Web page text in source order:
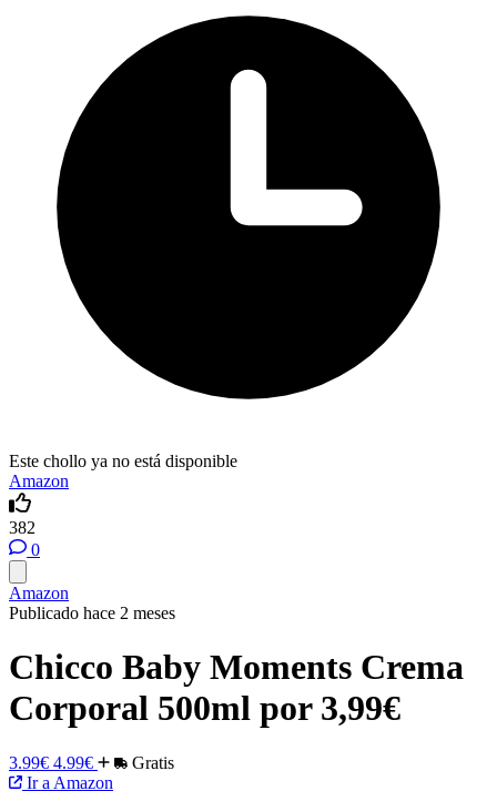
Este chollo ya no está disponible
Amazon
382
0
Amazon
Publicado hace 2 meses
Chicco Baby Moments Crema
Corporal 500ml por 3,99€
3.99€ 4.99€
Gratis
Ir a Amazon